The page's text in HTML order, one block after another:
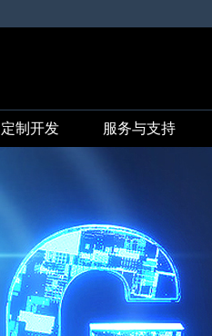
定制开发 服务与支持